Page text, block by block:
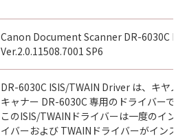
Canon Document Scanner DR-6030C
Ver.2.0.11508.7001 SP6
DR-6030C ISIS/TWAIN Driver は、キヤノ
キャナー DR-6030C 専用のドライバーです
このISIS/TWAINドライバーは一度のイン
イバーおよび TWAINドライバーがインス